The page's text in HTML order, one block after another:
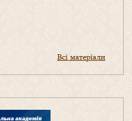
Всі матеріали